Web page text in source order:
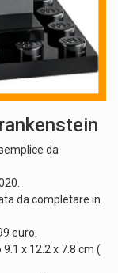
da
da completare in
euro.
x 12.2 x 7.8 cm (